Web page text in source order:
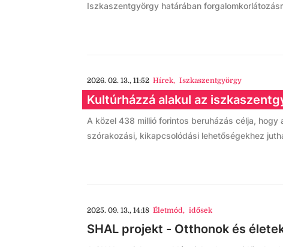
Iszkaszentgyörgy határában
2026. 02. 13., 11:52 Hírek, Iszkaszentgyörgy
Kultúrházzá alakul az
A közel 438 millió forintos beruházás célja, hogy
szórakozási, kikapcsolódási lehetőségekhez
2025. 09. 13., 14:18 Életmód, idősek
SHAL projekt - Otthonok és